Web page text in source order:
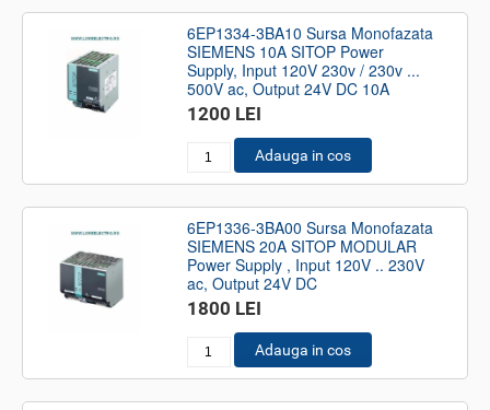
6EP1334-3BA10 Sursa Monofazata
SIEMENS 10A SITOP Power
Supply, Input 120V 230v / 230v ...
500V ac, Output 24V DC 10A
1200 LEI
Adauga in cos
6EP1336-3BA00 Sursa Monofazata
SIEMENS 20A SITOP MODULAR
Power Supply , Input 120V .. 230V
ac, Output 24V DC
1800 LEI
Adauga in cos